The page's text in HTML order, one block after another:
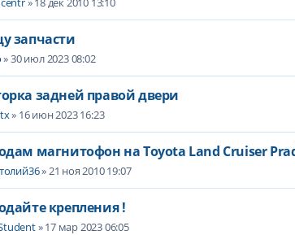
запчасти
» 30 июл 2023 08:02
задней правой двери
» 16 июн 2023 16:23
магнитофон на Toyota Land Cruiser
» 21 ноя 2010 19:07
крепления !
» 17 мар 2023 06:05